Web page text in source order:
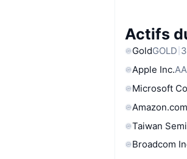
Actifs
GoldGOLD
Apple Inc.
Microsoft
Taiwan
Broadcom